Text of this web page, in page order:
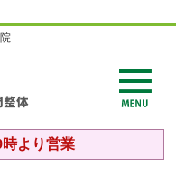
時より営業